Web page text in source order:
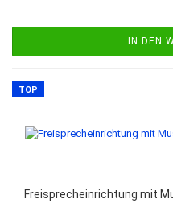
IN DEN
TOP
Freisprecheinrichtung mit